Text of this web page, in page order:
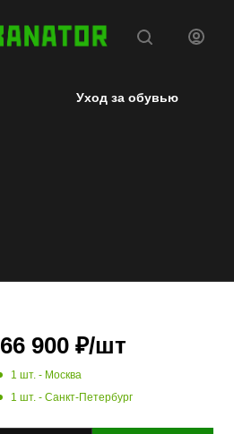
Уход за обувью
66 900 ₽/шт
1 шт.- Москва
1 шт.- Санкт-Петербург